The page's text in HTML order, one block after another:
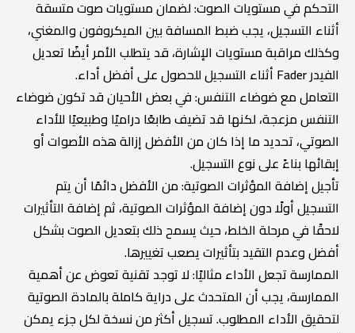
التحكم في مستويات الصوت: لضمان مستويات صوت متسقة
أثناء التسجيل، يجب ضبط المسافة بين الميكروفون والمغني،
وكذلك مراقبة مستويات الإشارة، قد يتطلب الأمر أيضًا تعديل
الفيدر Fader أثناء التسجيل للحصول على أفضل أداء.
التعامل مع ضوضاء التنفس: في بعض الأحيان قد تكون ضوضاء
التنفس مزعجة، لكنها قد تضيف طابعًا دراميًا وطبيعيًا للأداء
الصوتي، تحديد ما إذا كان من الأفضل إزالة هذه الأصوات أو
إبقائها بناءً على نوع التسجيل.
تأجيل إضافة المؤثرات الصوتية: من الأفضل دائمًا أن يتم
التسجيل أولًا دون إضافة المؤثرات الصوتية، ثم إضافة التأثيرات
لاحقًا في مرحلة الخلط، حيث يسمح ذلك بتعديل الصوت بشكل
أفضل وعدم التقيد بتأثيرات يصعب تغييرها.
الممارسة تجعل الأداء مثاليًا: لا توجد تقنية تعوض عن أهمية
الممارسة، يجب أن المتحدث على دراية كاملة بالمادة الصوتية
لتحقيق الأداء المطلوب. تسجيل أكثر من نسخة لكل جزء يمكن